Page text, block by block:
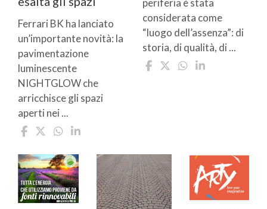
Ferrari BK ha lanciato
un’importante novità: la
pavimentazione
luminescente
NIGHTGLOW che
arricchisce gli spazi
aperti nei ...
periferia è stata
considerata come
“luogo dell’assenza”: di
storia, di qualità, di ...